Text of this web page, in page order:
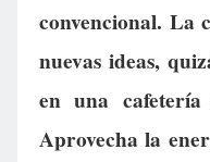
convencional. La
nuevas ideas,
en una
Aprovecha la